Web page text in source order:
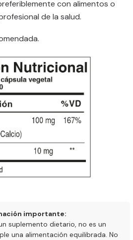
con alimentos o
de la salud.
importante:
suplemento dietario, no es un
una alimentación equilibrada. No